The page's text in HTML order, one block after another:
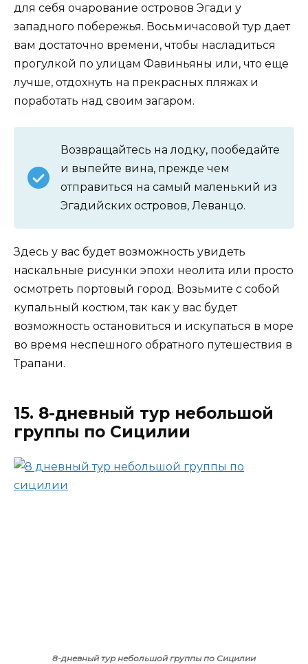
для себя очарование островов Эгади у
западного побережья. Восьмичасовой тур дает
вам достаточно времени, чтобы насладиться
прогулкой по улицам Фавиньяны или, что еще
лучше, отдохнуть на прекрасных пляжах и
поработать над своим загаром.
Возвращайтесь на лодку, пообедайте
и выпейте вина, прежде чем
отправиться на самый маленький из
Эгадийских островов, Леванцо.
Здесь у вас будет возможность увидеть
наскальные рисунки эпохи неолита или просто
осмотреть портовый город. Возьмите с собой
купальный костюм, так как у вас будет
возможность остановиться и искупаться в море
во время неспешного обратного путешествия в
Трапани.
15. 8-дневный тур небольшой
группы по Сицилии
8-дневный тур небольшой группы по Сицилии